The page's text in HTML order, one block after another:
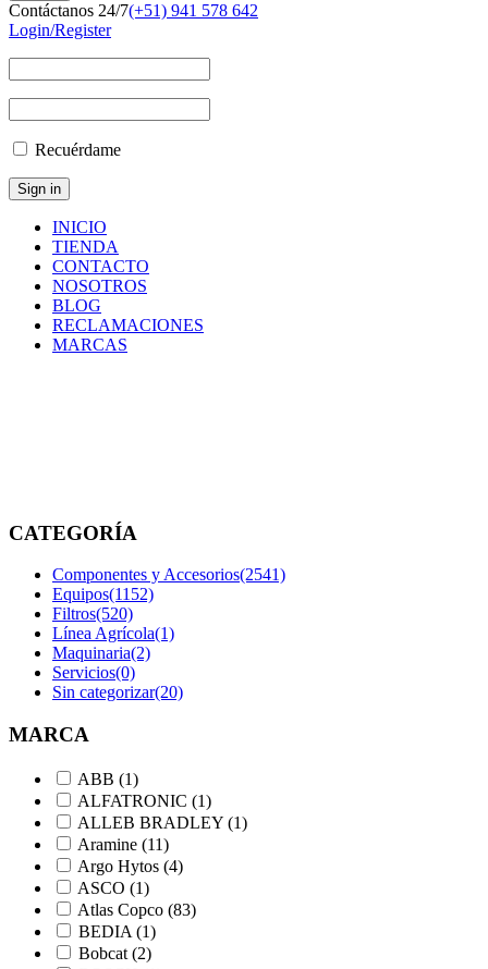
Contáctanos 24/7(+51) 941 578 642
Login/Register
Recuérdame
INICIO
TIENDA
CONTACTO
NOSOTROS
BLOG
RECLAMACIONES
MARCAS
CATEGORÍA
Componentes y Accesorios(2541)
Equipos(1152)
Filtros(520)
Línea Agrícola(1)
Maquinaria(2)
Servicios(0)
Sin categorizar(20)
MARCA
ABB (1)
ALFATRONIC (1)
ALLEB BRADLEY (1)
Aramine (11)
Argo Hytos (4)
ASCO (1)
Atlas Copco (83)
BEDIA (1)
Bobcat (2)